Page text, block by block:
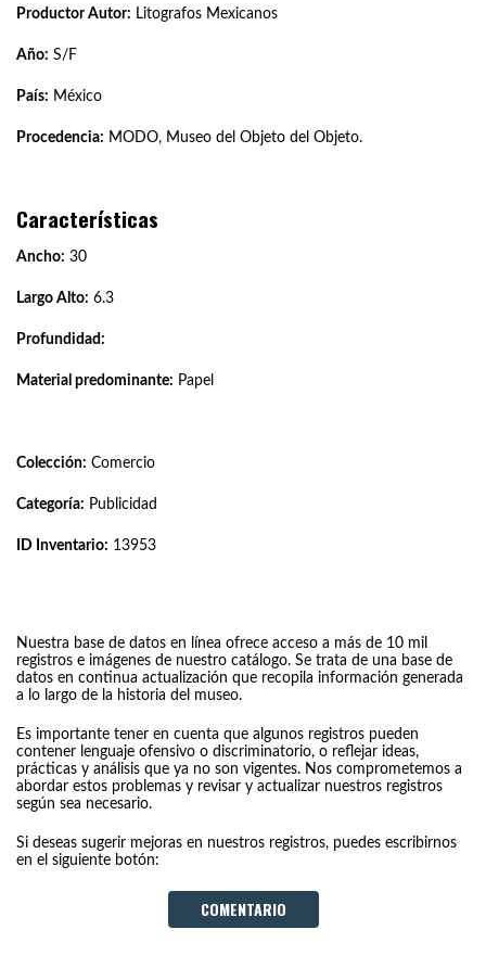
Productor Autor: Litografos Mexicanos
Año: S/F
País: México
Procedencia: MODO, Museo del Objeto del Objeto.
Características
Ancho: 30
Largo Alto: 6.3
Profundidad:
Material predominante: Papel
Colección: Comercio
Categoría: Publicidad
ID Inventario: 13953
Nuestra base de datos en línea ofrece acceso a más de 10 mil
registros e imágenes de nuestro catálogo. Se trata de una base de
datos en continua actualización que recopila información generada
a lo largo de la historia del museo.
Es importante tener en cuenta que algunos registros pueden
contener lenguaje ofensivo o discriminatorio, o reflejar ideas,
prácticas y análisis que ya no son vigentes. Nos comprometemos a
abordar estos problemas y revisar y actualizar nuestros registros
según sea necesario.
Si deseas sugerir mejoras en nuestros registros, puedes escribirnos
en el siguiente botón:
COMENTARIO